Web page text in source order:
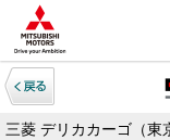
三菱 デリカカーゴ（東